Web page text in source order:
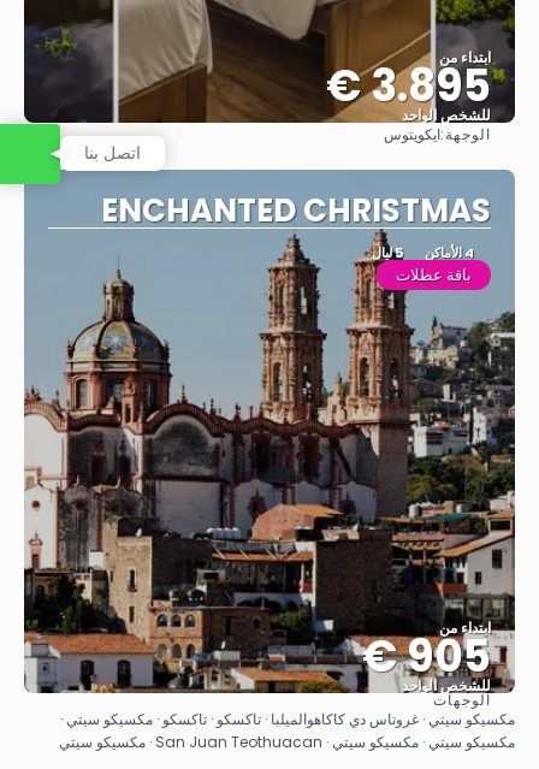
ابتداء من
3.895 €
للشخص الواحد
الوجهة:ايكويتوس
ENCHANTED CHRISTMAS
4 الأماكن 5 ليال
باقة عطلات
ابتداء من
905 €
للشخص الواحد
شاهد
الوجهات
مكسيكو سيتي · غروتاس دي كاكاهوالميلبا · تاكسكو · تاكسكو · مكسيكو سيتي ·
مكسيكو سيتي · مكسيكو سيتي · San Juan Teothuacan · مكسيكو سيتي
اتصل بنا